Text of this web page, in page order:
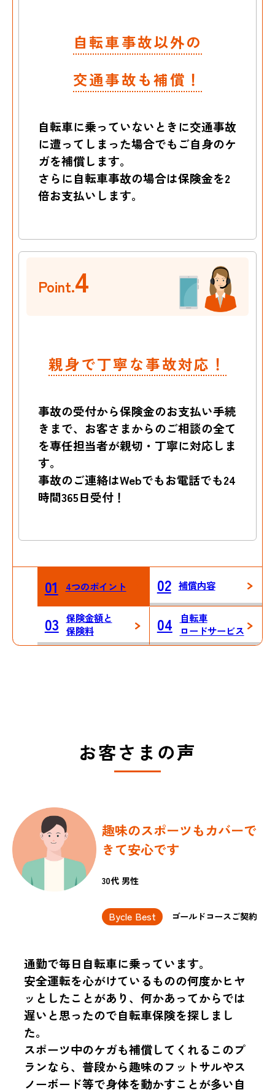
自転車事故以外の
交通事故も補償！
自転車に乗っていないときに交通事故
に遭ってしまった場合でもご自身のケ
ガを補償します。
さらに自転車事故の場合は保険金を2
倍お支払いします。
Point.4
親身で丁寧な事故対応！
事故の受付から保険金のお支払い手続
きまで、お客さまからのご相談の全て
を専任担当者が親切・丁寧に対応しま
す。
事故のご連絡はWebでもお電話でも24
時間365日受付！
01 4つのポイント 02 補償内容
03 保険金額と
保険料
04
自転車
ロードサービス
お客さまの声
趣味のスポーツもカバーで
きて安心です
30代 男性
Bycle Best ゴールドコースご契約
通勤で毎日自転車に乗っています。
安全運転を心がけているものの何度かヒヤ
ッとしたことがあり、何かあってからでは
遅いと思ったので自転車保険を探しまし
た。
スポーツ中のケガも補償してくれるこのプ
ランなら、普段から趣味のフットサルやス
ノーボード等で身体を動かすことが多い自